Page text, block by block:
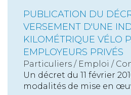
PUBLICATION DU
VERSEMENT D'UNE
KILOMÉTRIQUE VÉLO
EMPLOYEURS PRIVÉS
Particuliers / Emploi /
Un décret du 11 février
modalités de mise en